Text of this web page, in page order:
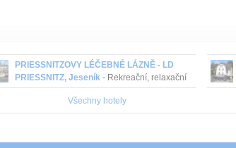
PRIESSNITZOVY LÉČEBNÉ LÁZNĚ - LD
PRIESSNITZ, Jeseník - Rekreační, relaxační
a aktivní dovolená v léčebných domech v
Priessnitzových lázních v Jeseníku.
Všechny hotely